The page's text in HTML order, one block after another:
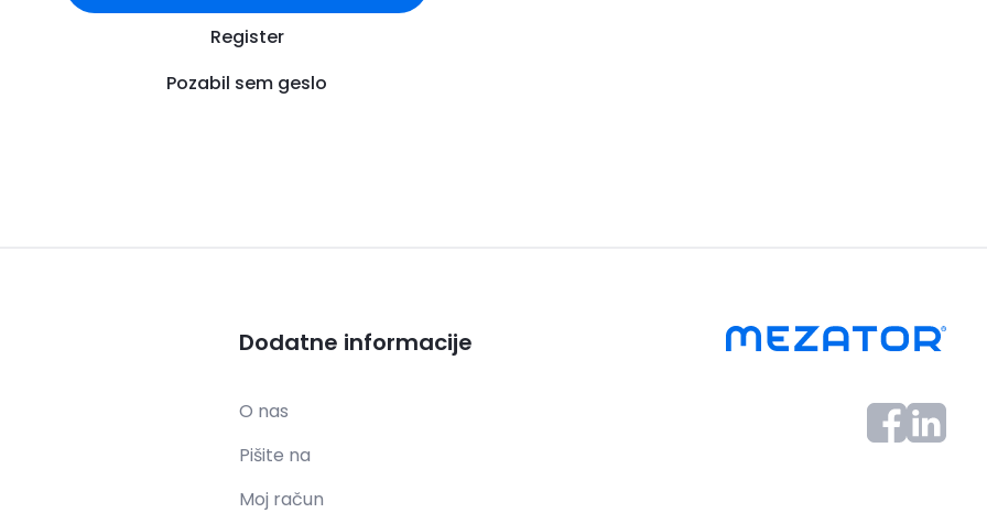
Register
Pozabil sem geslo
Dodatne informacije
O nas
Pišite na
Moj račun